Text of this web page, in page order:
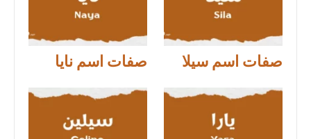
صفات اسم سيلا صفات اسم نايا